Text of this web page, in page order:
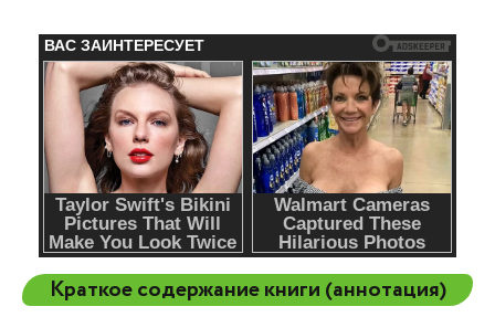
Краткое содержание книги (аннотация)